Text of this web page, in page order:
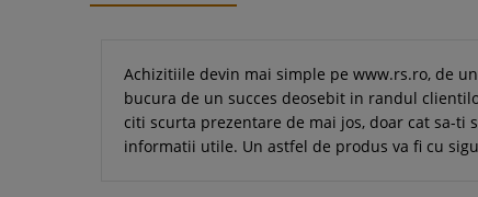
Achizitiile devin mai simple pe www.rs.ro, de
bucura de un succes deosebit in randul
citi scurta prezentare de mai jos, doar cat sa-
informatii utile. Un astfel de produs va fi cu